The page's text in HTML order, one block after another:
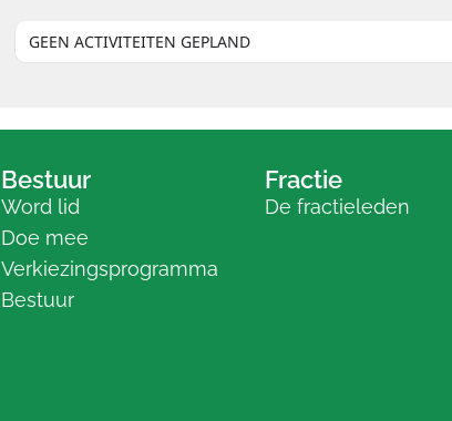
GEEN ACTIVITEITEN GEPLAND
Bestuur
Word lid
Doe mee
Verkiezingsprogramma
Bestuur
Fractie
De fractieleden